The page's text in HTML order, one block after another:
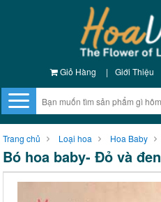
Giỏ Hàng | Giới Thiệu
Trang chủ Loại hoa Hoa Baby
Bó hoa baby- Đỏ và